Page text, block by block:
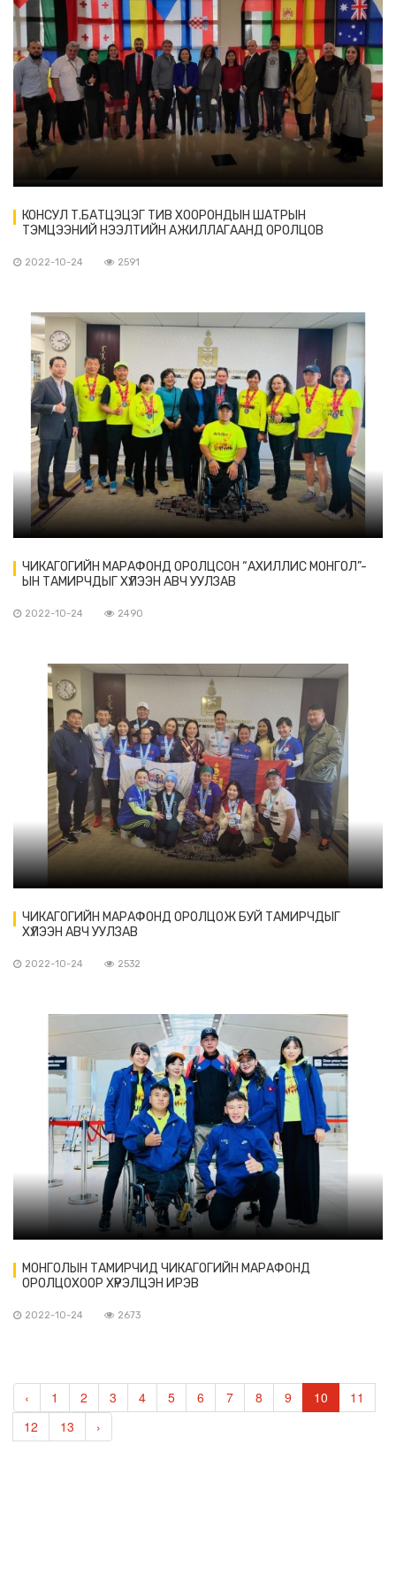
КОНСУЛ Т.БАТЦЭЦЭГ ТИВ ХООРОНДЫН ШАТРЫН
ТЭМЦЭЭНИЙ НЭЭЛТИЙН АЖИЛЛАГААНД ОРОЛЦОВ
2022-10-24 2591
ЧИКАГОГИЙН МАРАФОНД ОРОЛЦСОН “АХИЛЛИС МОНГОЛ”-
ЫН ТАМИРЧДЫГ ХҮЛЭЭН АВЧ УУЛЗАВ
2022-10-24 2490
ЧИКАГОГИЙН МАРАФОНД ОРОЛЦОЖ БУЙ ТАМИРЧДЫГ
ХҮЛЭЭН АВЧ УУЛЗАВ
2022-10-24 2532
МОНГОЛЫН ТАМИРЧИД ЧИКАГОГИЙН МАРАФОНД
ОРОЛЦОХООР ХҮРЭЛЦЭН ИРЭВ
2022-10-24 2673
‹ 1 2 3 4 5 6 7 8 9 10
11
12
13 ›